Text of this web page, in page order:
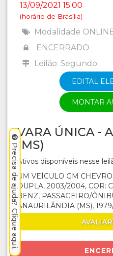
13/09/2021 15:00
(horário de Brasília)
Modalidade
ENCERRADO
Leilão: Segundo
EDITAL
MONTAR
VARA ÚNICA -
(MS)
Ativos disponíveis nesse
UM VEÍCULO GM
DUPLA, 2003/2004, COR:
BENZ, PASSAGEIRO/
ANAURILÂNDIA (MS),
Precisa de ajuda? Clique aqui.